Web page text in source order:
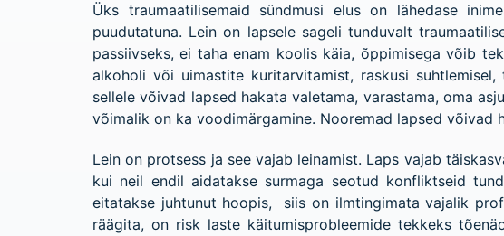
Üks traumaatilisemaid sündmusi elus on lähedase
puudutatuna. Lein on lapsele sageli tunduvalt
passiivseks, ei taha enam koolis käia, õppimisega võib
alkoholi või uimastite kuritarvitamist, raskusi suhtlemisel,
sellele võivad lapsed hakata valetama, varastama, oma
võimalik on ka voodimärgamine. Nooremad lapsed
Lein on protsess ja see vajab leinamist. Laps vajab
kui neil endil aidatakse surmaga seotud konfliktseid
eitatakse juhtunut hoopis, siis on ilmtingimata vajalik
räägita, on risk laste käitumisprobleemide tekkeks